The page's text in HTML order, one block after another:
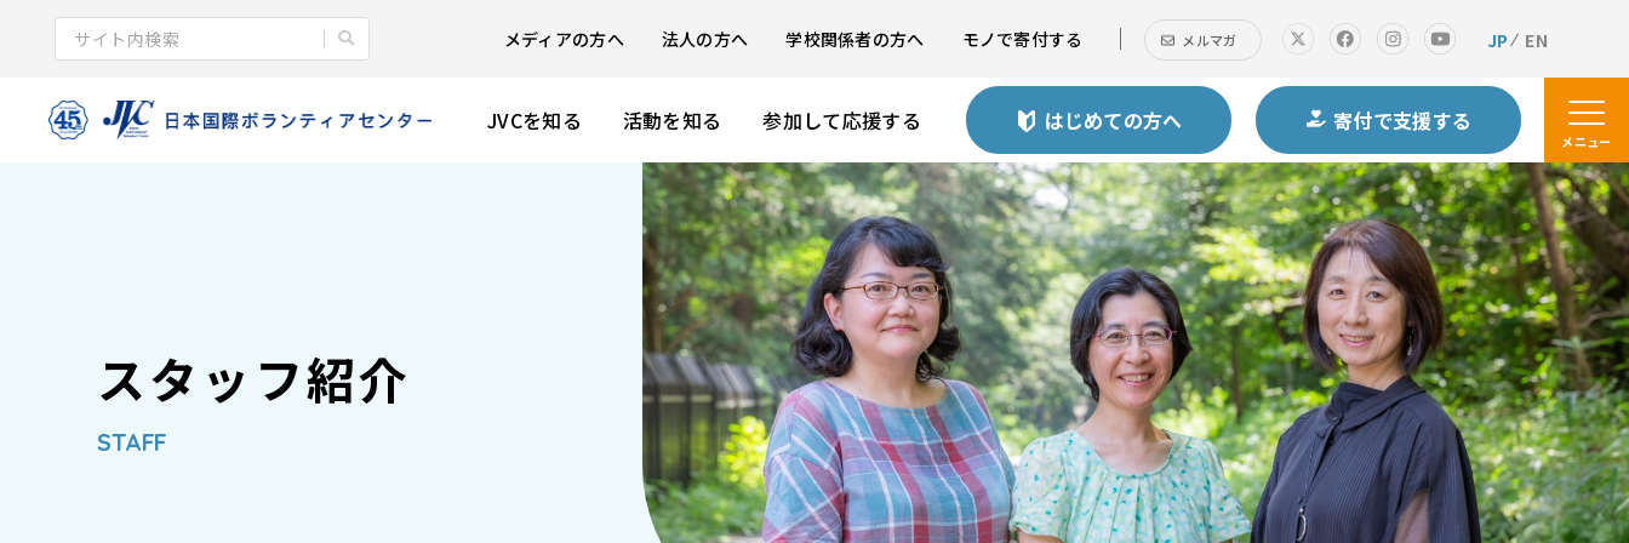
メディアの方へ 法人の方へ 学校関係者の方へ モノで寄付する メルマガ JP EN
JVCを知る 活動を知る 参加して応援する はじめての方へ 寄付で支援する
メニュー
スタッフ紹介
STAFF